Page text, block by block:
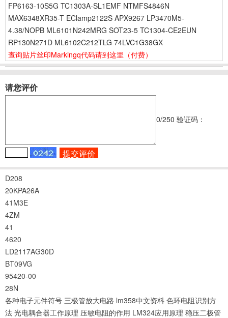
FP6163-10S5G TC1303A-SL1EMF NTMFS4846N
MAX6348XR35-T EClamp2122S APX9267 LP3470M5-
4.38/NOPB ML6101N242MRG SOT23-5 TC1304-CE2EUN
RP130N271D ML6102C212TLG 74LVC1G38GX
查询贴片丝印Markingq代码请到这里 （付费）
请您评价
0/250 验证码：
D208
20KPA26A
41M3E
4ZM
41
4620
LD2117AG30D
BT09VG
95420-00
28N
各种电子元件符号 三极管放大电路 lm358中文资料 色环电阻识别方
法 光电耦合器工作原理 压敏电阻的作用 LM324应用原理 稳压二极管